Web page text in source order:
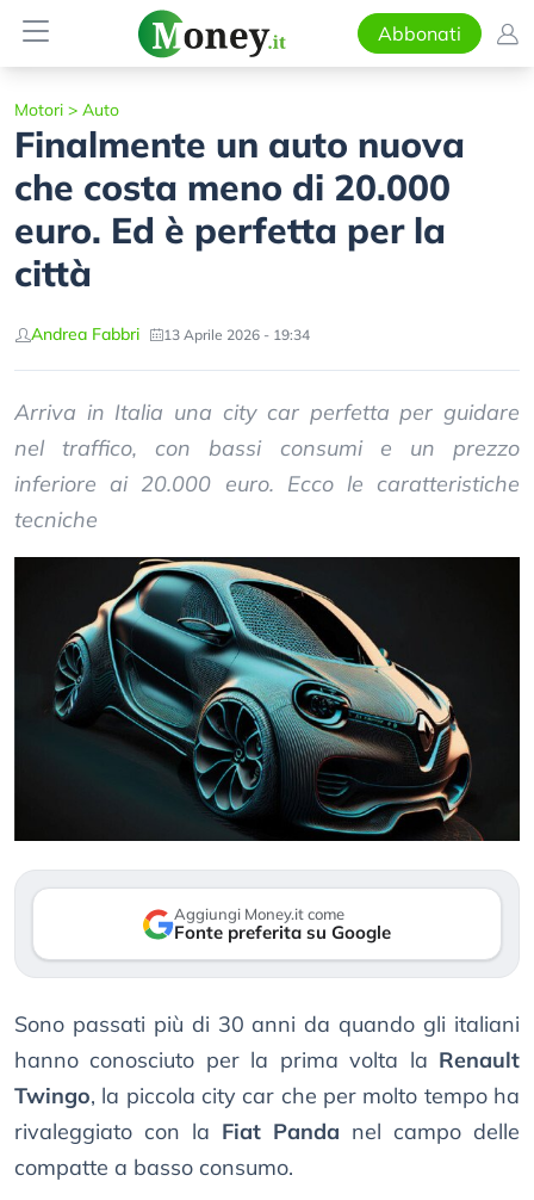
Abbonati
Motori > Auto
Finalmente un auto nuova
che costa meno di 20.000
euro. Ed è perfetta per la
città
Andrea Fabbri 13 Aprile 2026 - 19:34
Arriva in Italia una city car perfetta per guidare
nel traffico, con bassi consumi e un prezzo
inferiore ai 20.000 euro. Ecco le caratteristiche
tecniche
Aggiungi Money.it come
Fonte preferita su Google
Sono passati più di 30 anni da quando gli italiani
hanno conosciuto per la prima volta la Renault
Twingo, la piccola city car che per molto tempo ha
rivaleggiato con la Fiat Panda nel campo delle
compatte a basso consumo.